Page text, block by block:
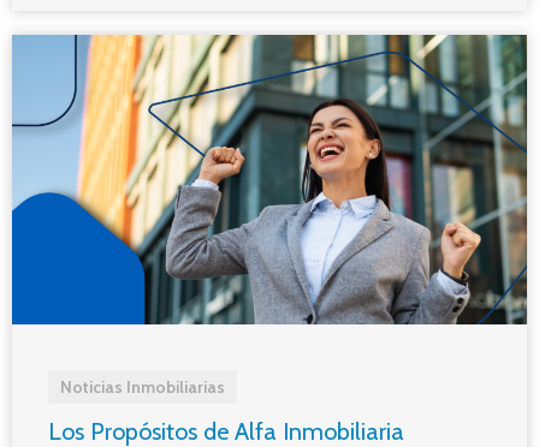
Noticias Inmobiliarias
Los Propósitos de Alfa Inmobiliaria